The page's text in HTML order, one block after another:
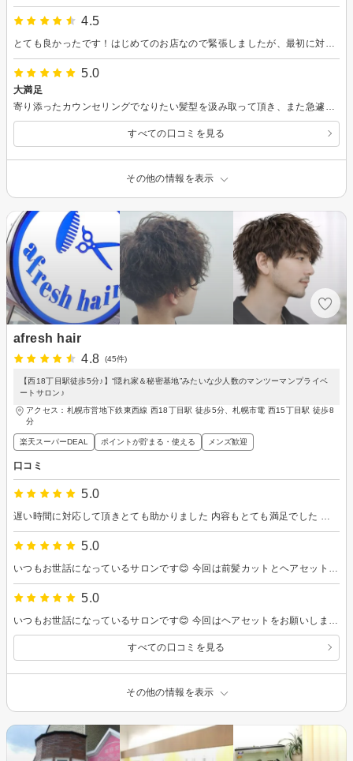
4.5
5.0
大満足
すべての口コミを見る
その他の情報を表示
afresh hair
4.8
(45件)
【西18丁目駅徒歩5分♪】“隠れ家＆秘密基地”みたいな少人数のマンツーマンプライベ
ートサロン♪
アクセス：札幌市営地下鉄東西線 西18丁目駅 徒歩5分、札幌市電 西15丁目駅 徒歩8
分
楽天スーパーDEAL ポイントが貯まる・使える メンズ歓迎
口コミ
5.0
5.0
5.0
すべての口コミを見る
その他の情報を表示